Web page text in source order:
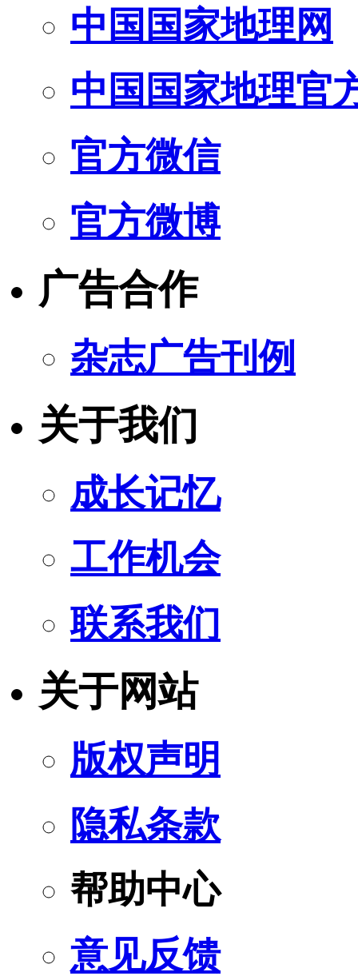
中国国家地理网
中国国家地理官
官方微信
官方微博
广告合作
杂志广告刊例
关于我们
成长记忆
工作机会
联系我们
关于网站
版权声明
隐私条款
帮助中心
意见反馈